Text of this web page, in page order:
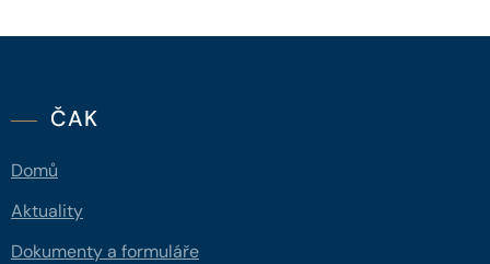
ČAK
Domů
Aktuality
Dokumenty a formuláře